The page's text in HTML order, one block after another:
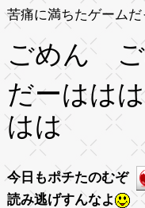
苦痛に満ちたゲームだ
ごめん
だーはは
はは
今日もポチたのむぞ
読み逃げすんなよ